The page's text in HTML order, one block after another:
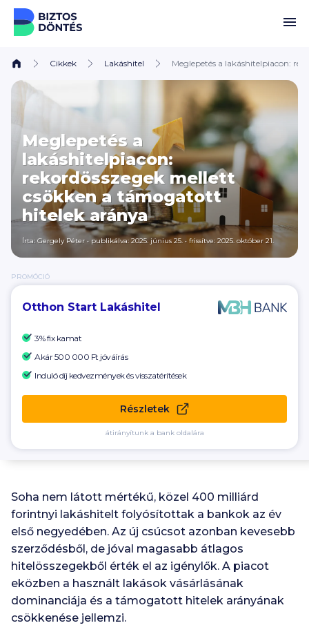
Ugrás a tartalomhoz
Cikkek Lakáshitel Meglepetés a lakáshitelpiacon:
Meglepetés a
lakáshitelpiacon:
rekordösszegek mellett
csökken a támogatott
hitelek aránya
Írta: Gergely Péter • publikálva: 2025. június 25. • frissítve: 2025. október 21.
PROMÓCIÓ
Otthon Start Lakáshitel
3% fix kamat
Akár500 000 Ft jóváírás
Induló díj kedvezmények és visszatérítések
Részletek
átirányítunk a bank oldalára
Soha nem látott mértékű, közel 400 milliárd
forintnyi lakáshitelt folyósítottak a bankok az év
első negyedében. Az új csúcsot azonban kevesebb
szerződésből, de jóval magasabb átlagos
hitelösszegekből érték el az igénylők. A piacot
eközben a használt lakások vásárlásának
dominanciája és a támogatott hitelek arányának
csökkenése jellemzi.